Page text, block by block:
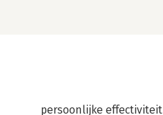
persoonlijke effectiviteit